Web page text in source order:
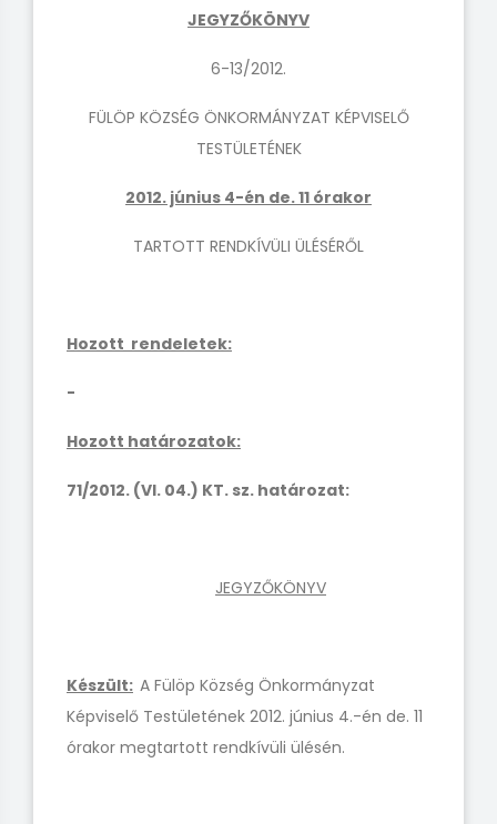
JEGYZŐKÖNYV
6-13/2012.
FÜLÖP KÖZSÉG ÖNKORMÁNYZAT KÉPVISELŐ
TESTÜLETÉNEK
2012. június 4-én de. 11 órakor
TARTOTT RENDKÍVÜLI ÜLÉSÉRŐL
Hozott rendeletek:
-
Hozott határozatok:
71/2012. (VI. 04.) KT. sz. határozat:
JEGYZŐKÖNYV
Készült: A Fülöp Község Önkormányzat
Képviselő Testületének 2012. június 4.-én de. 11
órakor megtartott rendkívüli ülésén.